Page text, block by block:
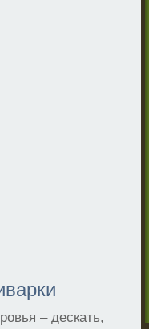
– дескать,